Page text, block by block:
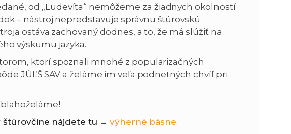
od „Ludevíta“ nemôžeme za žiadnych okolností
– nástroj nepredstavuje správnu štúrovskú
ostáva zachovaný dodnes, a to, že má slúžiť na
výskumu jazyka.
ktorí spoznali mnohé z popularizačných
JÚĽŠ SAV a želáme im veľa podnetných chvíľ pri
štúrovčine nájdete tu → výherné básne.